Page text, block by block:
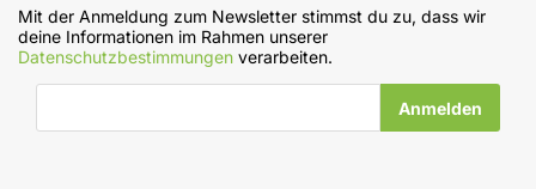
Mit der Anmeldung zum Newsletter stimmst du zu, dass wir
deine Informationen im Rahmen unserer
Datenschutzbestimmungen verarbeiten.
E-Mail-Adresse